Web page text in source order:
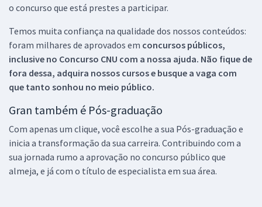
o concurso que está prestes a participar.
Temos muita confiança na qualidade dos nossos conteúdos:
foram milhares de aprovados em concursos públicos,
inclusive no Concurso CNU com a nossa ajuda. Não fique de
fora dessa, adquira nossos cursos e busque a vaga com
que tanto sonhou no meio público.
Gran também é Pós-graduação
Com apenas um clique, você escolhe a sua Pós-graduação e
inicia a transformação da sua carreira. Contribuindo com a
sua jornada rumo a aprovação no concurso público que
almeja, e já com o título de especialista em sua área.